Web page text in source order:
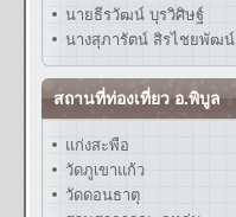
นายธีรวัฒน์ บุรวิศิษฐ์
นางสุภารัตน์ สิรไชยพัฒน์
สถานที่ท่องเที่ยว อ.พิบูล
แก่งสะพือ
วัดภูเขาแก้ว
วัดดอนธาตุ